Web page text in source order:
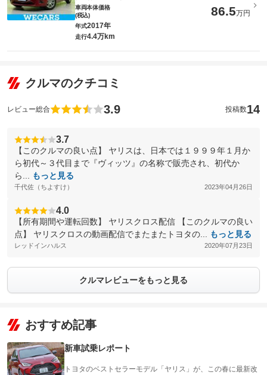
車両本体価格
(税込)
86.5万円
年式2017年
走行4.4万km
クルマのクチコミ
レビュー総合 3.9 投稿数14
3.7
【このクルマの良い点】 ヤリスは、日本では１９９９年１月か
ら初代～３代目まで『ヴィッツ』の名称で販売され、初代か
ら...
もっと見る
千代佐（ちよすけ） 2023年04月26日
4.0
【所有期間や運転回数】 ヤリスクロス配信 【このクルマの良い
点】 ヤリスクロスの動画配信でまたまたトヨタの...
もっと見る
レッドインハルス 2020年07月23日
クルマレビューをもっと見る
おすすめ記事
新車試乗レポート
トヨタのベストセラーモデル「ヤリス」が、この春に最新改